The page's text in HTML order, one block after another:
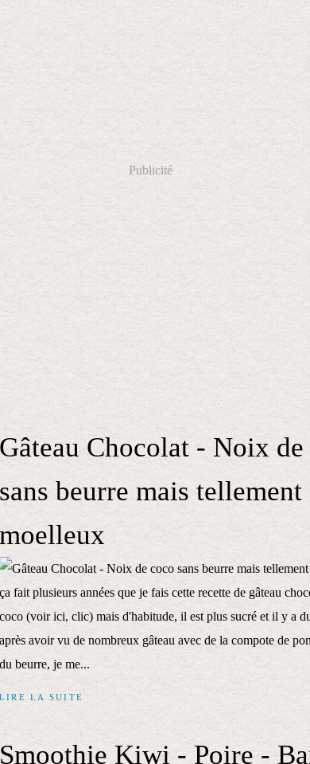
Publicité
Gâteau Chocolat - Noix de
sans beurre mais tellement
moelleux
ça fait plusieurs années que je fais cette recette de gâteau
coco (voir ici, clic) mais d'habitude, il est plus sucré et il y a
après avoir vu de nombreux gâteau avec de la compote de
du beurre, je me...
LIRE LA SUITE
Smoothie Kiwi - Poire -